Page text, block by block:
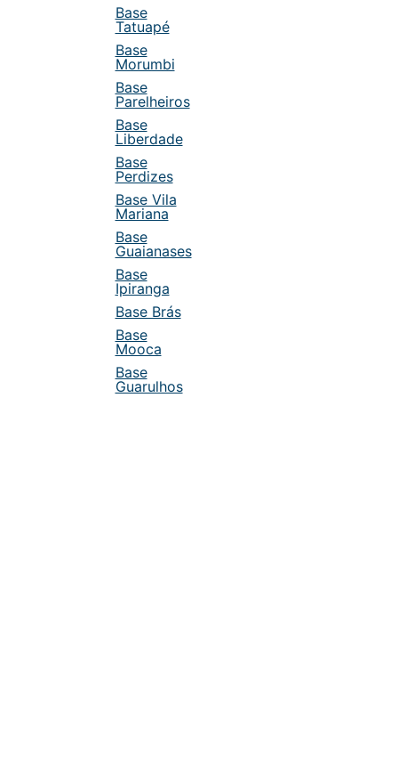
Base
Tatuapé
Base
Morumbi
Base
Parelheiros
Base
Liberdade
Base
Perdizes
Base Vila
Mariana
Base
Guaianases
Base
Ipiranga
Base Brás
Base
Mooca
Base
Guarulhos